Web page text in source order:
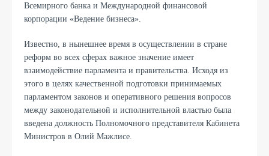
Всемирного банка и Международной финансовой
корпорации «Ведение бизнеса».
Известно, в нынешнее время в осуществлении в стране
реформ во всех сферах важное значение имеет
взаимодействие парламента и правительства. Исходя из
этого в целях качественной подготовки принимаемых
парламентом законов и оперативного решения вопросов
между законодательной и исполнительной властью была
введена должность Полномочного представителя Кабинета
Министров в Олий Мажлисе.